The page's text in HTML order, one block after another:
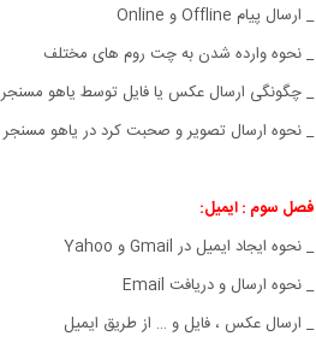
_ ارسال پیام Offline و Online
_ نحوه وارده شدن به چت روم های مختلف
_ چگونگی ارسال عکس یا فایل توسط یاهو مسنجر
_ نحوه ارسال تصویر و صحبت کرد در یاهو مسنجر
فصل سوم : ایمیل:
_ نحوه ایجاد ایمیل در Gmail و Yahoo
_ نحوه ارسال و دریافت Email
_ ارسال عکس ، فایل و … از طریق ایمیل